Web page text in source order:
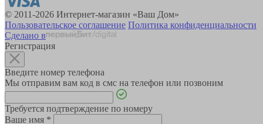
© 2011-2026 Интернет-магазин «Ваш Дом»
Пользовательское соглашение Политика конфиденциальности
Сделано в
Регистрация
Введите номер телефона
Мы отправим вам код в смс на телефон или позвоним
Требуется подтверждение по номеру
Ваше имя *